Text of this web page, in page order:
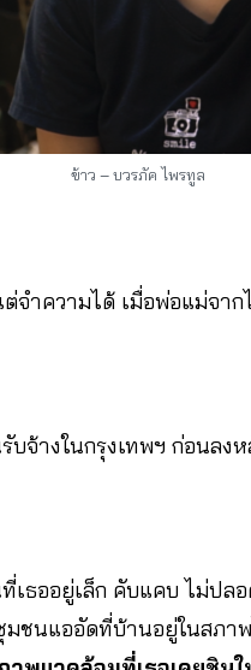
ข้าว – บวรภัค ไพรทูล
จำความได้ เมื่อพ่อแม่จาก
จ้างในกรุงเทพฯ ก่อนลง
ธออยู่เล็ก คับแคบ ไม่ปล
มชนแออัดที่บ้านอยู่ในสภ